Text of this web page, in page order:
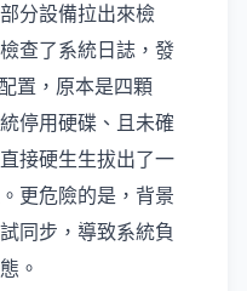
分設備拉出來檢
查了系統日誌，發
置，原本是四顆
停用硬碟、且未確
接硬生生拔出了一
更危險的是，背景
同步，導致系統負
。